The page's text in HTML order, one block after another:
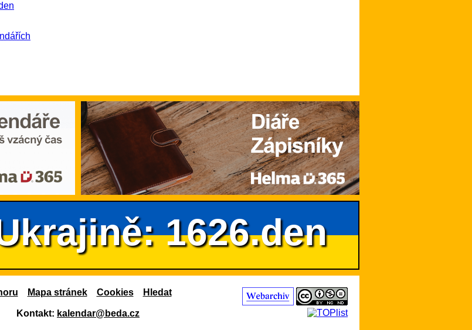
1626.den
Mapa stránek Cookies Hledat
Kontakt: kalendar@beda.cz